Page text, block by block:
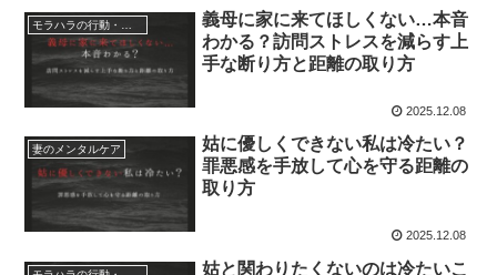
義母に家に来てほしくない…本音
わかる？訪問ストレスを減らす上
手な断り方と距離の取り方
2025.12.08
妻のメンタルケア
姑に優しくできない私は冷たい？
罪悪感を手放して心を守る距離の
取り方
2025.12.08
姑と関わりたくないのは冷たいこ